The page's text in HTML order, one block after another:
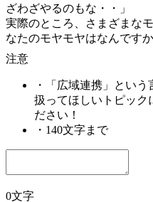
ざわざやるのもな・・」
実際のところ、さまざまな
なたのモヤモヤはなんです
注意
・
「広域連携」とい
扱ってほしいトピック
ださい！
・ 140文字まで
0文字